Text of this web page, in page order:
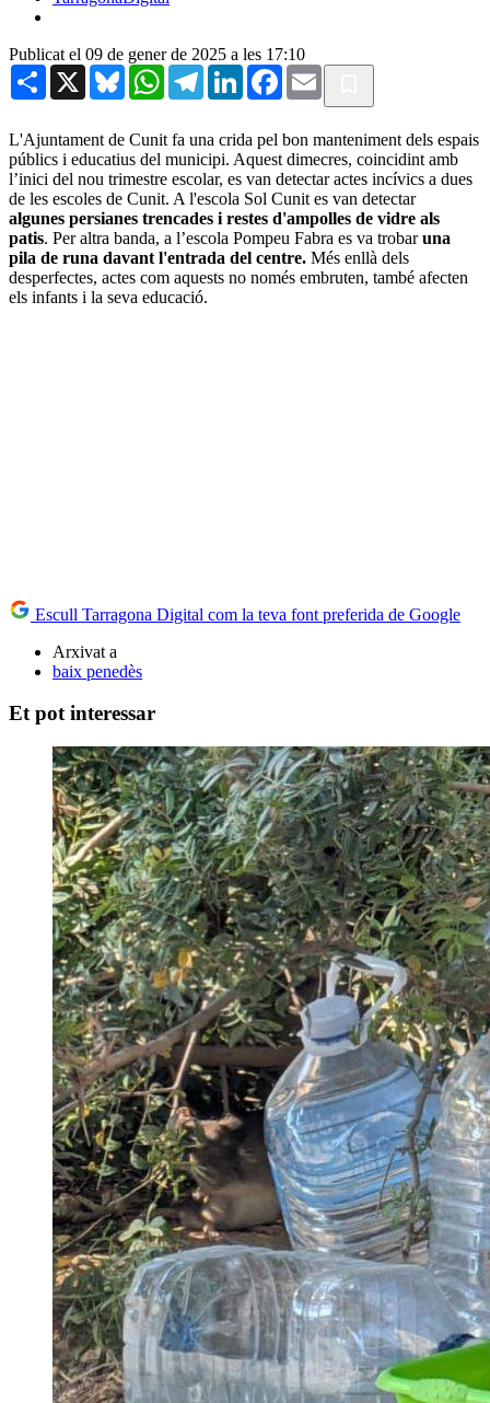
Publicat el 09 de gener de 2025 a les 17:10
Share X BlueskyWhatsAppTelegramLinkedInFacebook
Email
L'Ajuntament de Cunit fa una crida pel bon manteniment dels espais
públics i educatius del municipi. Aquest dimecres, coincidint amb
l’inici del nou trimestre escolar, es van detectar actes incívics a dues
de les escoles de Cunit. A l'escola Sol Cunit es van detectar
algunes persianes trencades i restes d'ampolles de vidre als
patis. Per altra banda, a l’escola Pompeu Fabra es va trobaruna
pila de runa davant l'entrada del centre. Més enllà dels
desperfectes, actes com aquests no només embruten, també afecten
els infants i la seva educació.
Escull Tarragona Digital com la teva font preferida de Google
Arxivat a
baix penedès
Et pot interessar